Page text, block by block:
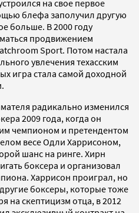
на свое первое
блефа заполучил другую
больше. В 2000 году
продвижением
Sport. Потом настала
увлечения техасским
игра стала самой доходной
радикально изменился
2009 года, когда он
чемпионом и претендентом
весе Одли Харрисоном,
шанс на ринге. Хирн
боксера и организовал
Харрисон проиграл, но
боксеры, которые тоже
на скептицизм отца, в 2012